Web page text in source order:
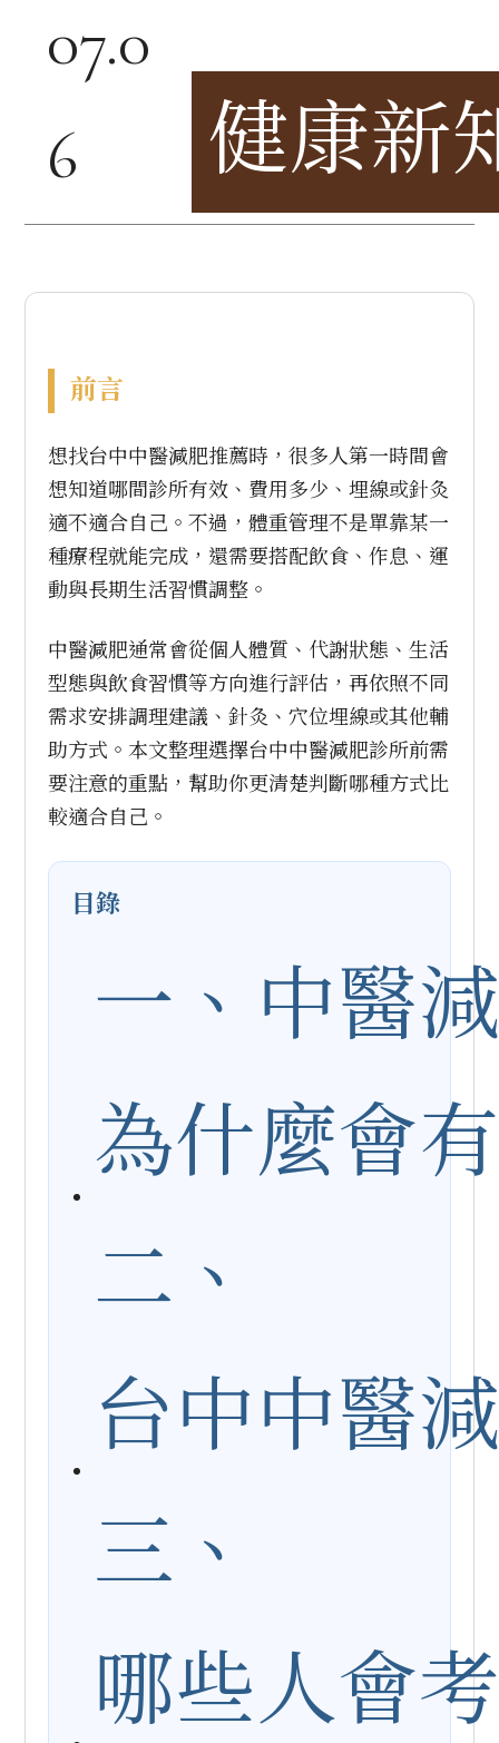
首頁
最新消息
健康新知
07.0
6
健康新
前言
想找台中中醫減肥推薦時，很多人第一時間會
想知道哪間診所有效、費用多少、埋線或針灸
適不適合自己。不過，體重管理不是單靠某一
種療程就能完成，還需要搭配飲食、作息、運
動與長期生活習慣調整。
中醫減肥通常會從個人體質、代謝狀態、生活
型態與飲食習慣等方向進行評估，再依照不同
需求安排調理建議、針灸、穴位埋線或其他輔
助方式。本文整理選擇台中中醫減肥診所前需
要注意的重點，幫助你更清楚判斷哪種方式比
較適合自己。
目錄
一、中醫
為什麼會
二、
台中中醫
三、
哪些人會